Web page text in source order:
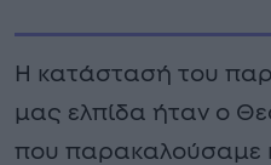
Η κατάστασή του
μας ελπίδα ήταν ο
που παρακαλούσαμε